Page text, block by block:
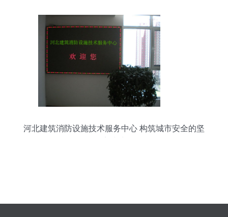
河北建筑消防设施技术服务中心 构筑城市安全的坚